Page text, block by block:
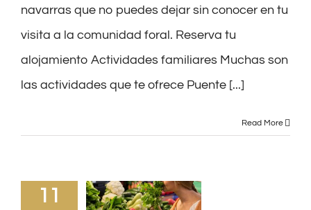
navarras que no puedes dejar sin conocer en tu
visita a la comunidad foral. Reserva tu
alojamiento Actividades familiares Muchas son
las actividades que te ofrece Puente [...]
Read More
11